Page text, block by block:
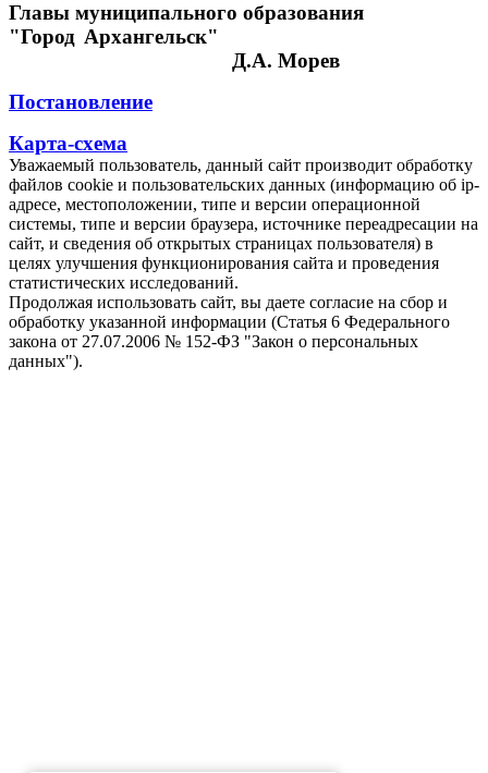
Главы муниципального образования
"Город Архангельск"
Д.А. Морев
Постановление
Карта-схема
Уважаемый пользователь, данный сайт производит обработку
файлов cookie и пользовательских данных (информацию об ip-
адресе, местоположении, типе и версии операционной
системы, типе и версии браузера, источнике переадресации на
сайт, и сведения об открытых страницах пользователя) в
целях улучшения функционирования сайта и проведения
статистических исследований.
Продолжая использовать сайт, вы даете согласие на сбор и
обработку указанной информации (Статья 6 Федерального
закона от 27.07.2006 № 152-ФЗ "Закон о персональных
данных").